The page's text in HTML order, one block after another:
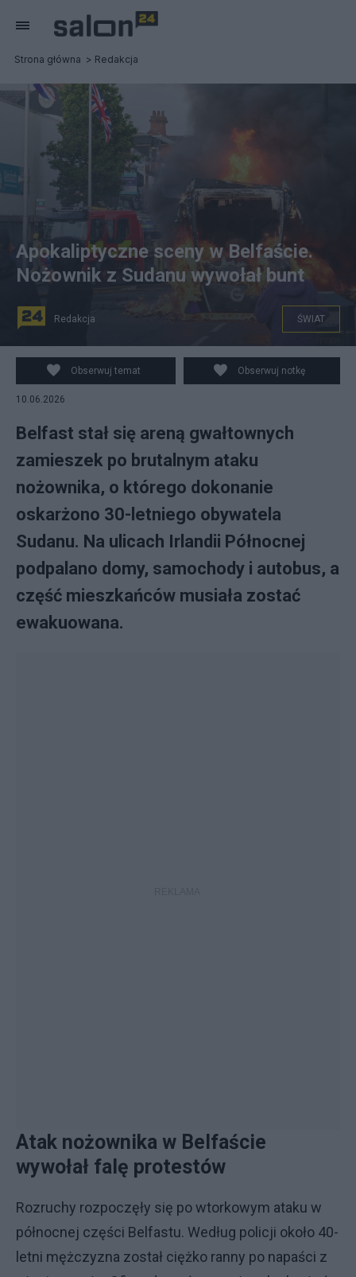
Strona główna Redakcja
Apokaliptyczne sceny w Belfaście.
Nożownik z Sudanu wywołał bunt
Redakcja ŚWIAT
Obserwuj temat Obserwuj notkę
10.06.2026
Belfast stał się areną gwałtownych
zamieszek po brutalnym ataku
nożownika, o którego dokonanie
oskarżono 30-letniego obywatela
Sudanu. Na ulicach Irlandii Północnej
podpalano domy, samochody i autobus, a
część mieszkańców musiała zostać
ewakuowana.
Atak nożownika w Belfaście
wywołał falę protestów
Rozruchy rozpoczęły się po wtorkowym ataku w
północnej części Belfastu. Według policji około 40-
letni mężczyzna został ciężko ranny po napaści z